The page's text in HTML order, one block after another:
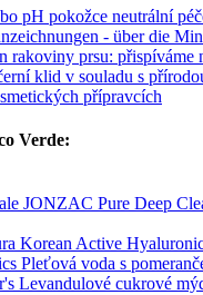
pH pokožce neutrální
- über die
rakoviny prsu: přispíváme
klid v souladu s
přípravcích
Verde:
JONZAC Pure Deep
Korean Active
Pleťová voda s
Levandulové cukrové